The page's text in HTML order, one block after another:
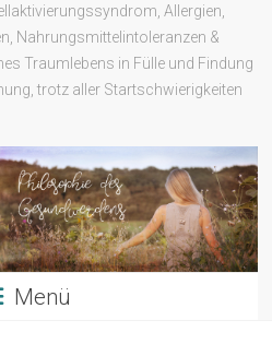
Allergien,
Nahrungsmittelintoleranzen &
Traumlebens in Fülle und Findung
trotz aller Startschwierigkeiten
Menü